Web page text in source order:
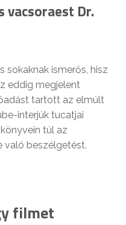
vacsoraest Dr.
sokaknak ismerős, hisz
eddig megjelent
tartott az elmúlt
interjúk tucatjai
túl az
való beszélgetést.
filmet